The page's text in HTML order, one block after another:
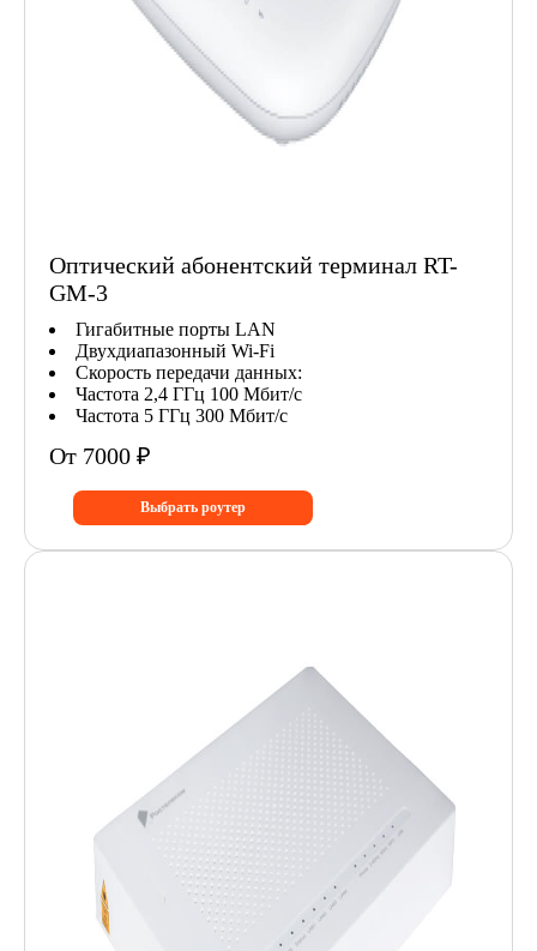
Оптический абонентский терминал RT-
GM-3
Гигабитные порты LAN
Двухдиапазонный Wi-Fi
Скорость передачи данных:
Частота 2,4 ГГц 100 Мбит/с
Частота 5 ГГц 300 Мбит/с
От 7000 ₽
Выбрать роутер